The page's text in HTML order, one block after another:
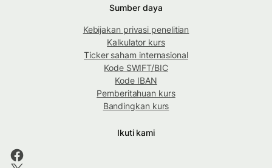
Sumber daya
Kebijakan privasi penelitian
Kalkulator kurs
Ticker saham internasional
Kode SWIFT/BIC
Kode IBAN
Pemberitahuan kurs
Bandingkan kurs
Ikuti kami